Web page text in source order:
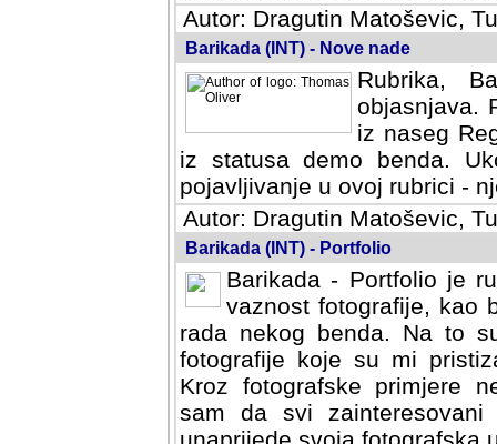
Autor: Dragutin Matoševic,
Barikada (INT) - Nove nade
Rubrika,
objasnjava.
iz naseg
iz statusa demo benda.
pojavljivanje u ovoj rubrici -
Autor: Dragutin Matoševic,
Barikada (INT) - Portfolio
Barikada - Portfolio je
vaznost fotografije, kao
rada nekog benda. Na to
fotografije koje su mi
fotografske primjere
svi zainteresovani